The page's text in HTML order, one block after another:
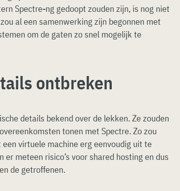
Spectre-ng gedoopt zouden zijn, is nog niet
al een samenwerking zijn begonnen met
om de gaten zo snel mogelijk te
ontbreken
details bekend over de lekken. Ze zouden
tonen met Spectre. Zo zou
virtuele machine erg eenvoudig uit te
meteen risico’s voor shared hosting en dus
de getroffenen.